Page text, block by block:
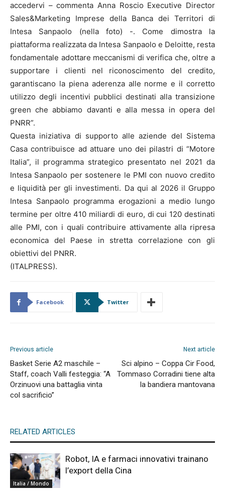
accedervi – commenta Anna Roscio Executive Director
Sales&Marketing Imprese della Banca dei Territori di
Intesa Sanpaolo (nella foto) -. Come dimostra la
piattaforma realizzata da Intesa Sanpaolo e Deloitte, resta
fondamentale adottare meccanismi di verifica che, oltre a
supportare i clienti nel riconoscimento del credito,
garantiscano la piena aderenza alle norme e il corretto
utilizzo degli incentivi pubblici destinati alla transizione
green che abbiamo davanti e alla messa in opera del
PNRR”.
Questa iniziativa di supporto alle aziende del Sistema
Casa contribuisce ad attuare uno dei pilastri di “Motore
Italia”, il programma strategico presentato nel 2021 da
Intesa Sanpaolo per sostenere le PMI con nuovo credito
e liquidità per gli investimenti. Da qui al 2026 il Gruppo
Intesa Sanpaolo programma erogazioni a medio lungo
termine per oltre 410 miliardi di euro, di cui 120 destinati
alle PMI, con i quali contribuire attivamente alla ripresa
economica del Paese in stretta correlazione con gli
obiettivi del PNRR.
(ITALPRESS).
Facebook Twitter
Previous article
Basket Serie A2 maschile –
Staff, coach Valli festeggia: “A
Orzinuovi una battaglia vinta
col sacrificio”
Next article
Sci alpino – Coppa Cir Food,
Tommaso Corradini tiene alta
la bandiera mantovana
RELATED ARTICLES
Italia / Mondo
Robot, IA e farmaci innovativi trainano
l’export della Cina